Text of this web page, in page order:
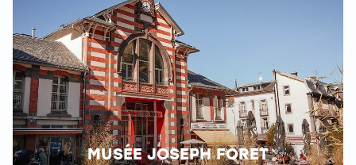
MUSÉE JOSEPH FORET